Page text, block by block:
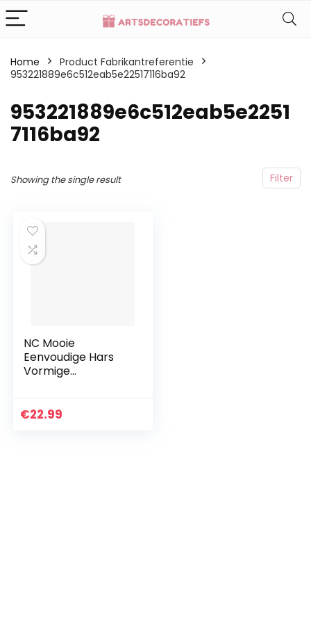
Home
Product Fabrikantreferentie
953221889e6c512eab5e22517116ba92
953221889e6c512eab5e2251
7116ba92
Filter
Showing the single result
NC Mooie
Eenvoudige Hars
Vormige
Vriendschap
€22.99